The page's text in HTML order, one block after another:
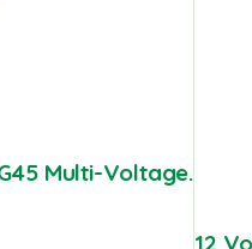
Multi-Voltage.
12